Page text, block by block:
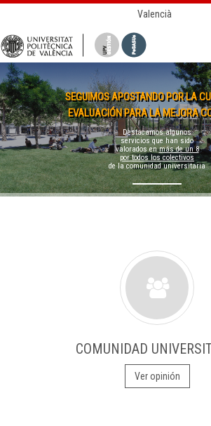
Valencià
SEGUIMOS APOSTANDO POR LA
EVALUACIÓN PARA LA MEJORA
Destacamos algunos
servicios que han sido
valorados enmás de un 8
por todos los colectivos
de la comunidad universitaria
COMUNIDAD
Ver opinión